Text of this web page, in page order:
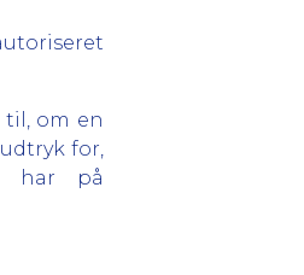
om en
for,
har på